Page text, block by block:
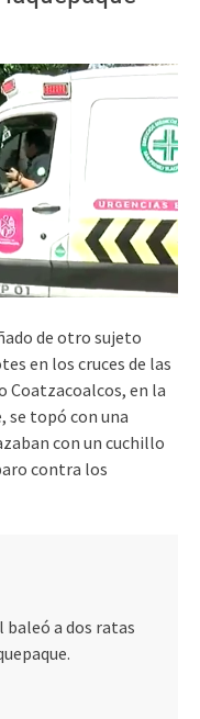
de otro sujeto
en los cruces de las
Coatzacoalcos, en la
se topó con una
con un cuchillo
contra los
baleó a dos ratas